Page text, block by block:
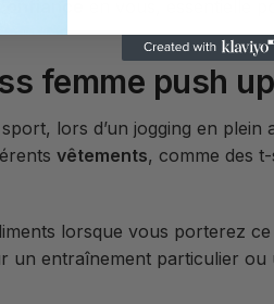
femme push
lors d’un jogging en
vêtements, comme des
lorsque vous porterez
entraînement particulier